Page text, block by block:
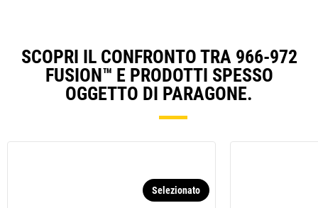
SCOPRI IL CONFRONTO TRA 966-972
FUSION™ E PRODOTTI SPESSO
OGGETTO DI PARAGONE.
Selezionato